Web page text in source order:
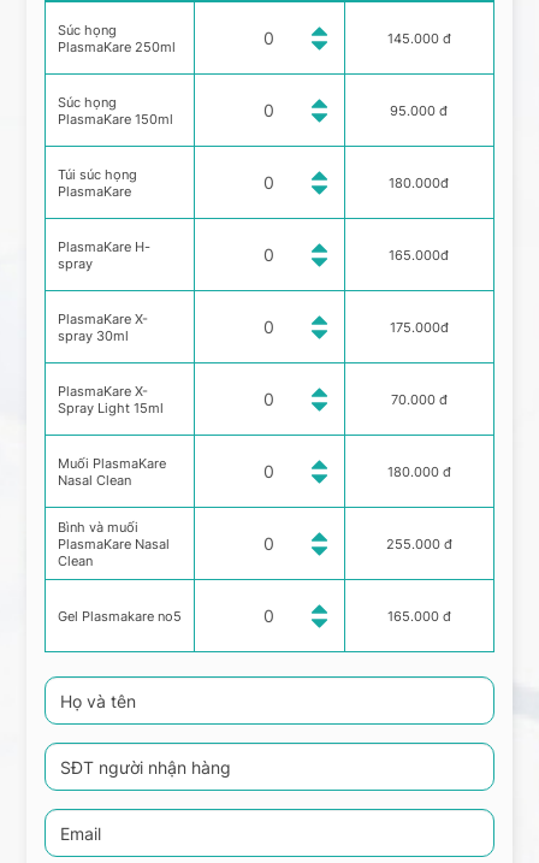
Súc họng
PlasmaKare 250ml
Súc họng
PlasmaKare 150ml
Túi súc họng
PlasmaKare
PlasmaKare H-
spray
PlasmaKare X-
spray 30ml
PlasmaKare X-
Spray Light 15ml
Muối PlasmaKare
Nasal Clean
Bình và muối
PlasmaKare Nasal
Clean
Gel Plasmakare no5
145.000 đ
95.000 đ
180.000đ
165.000đ
175.000đ
70.000 đ
180.000 đ
255.000 đ
165.000 đ